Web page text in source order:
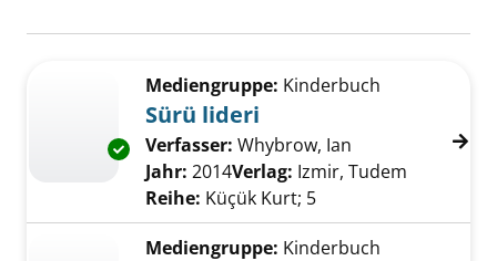
Zu den Suchfiltern springen
Exemplar-Details von Sürü lideri anzeigen
Mediengruppe: Kinderbuch
Sürü lideri
Verfasser: Whybrow, Ian Suche nach
Jahr: 2014Verlag: Izmir, Tudem
Reihe: Küçük Kurt; 5
Mediengruppe: Kinderbuch